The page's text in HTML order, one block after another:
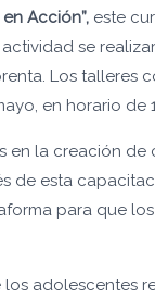
Acción”, este
se
Los talleres
en horario de
la creación
de esta
para que